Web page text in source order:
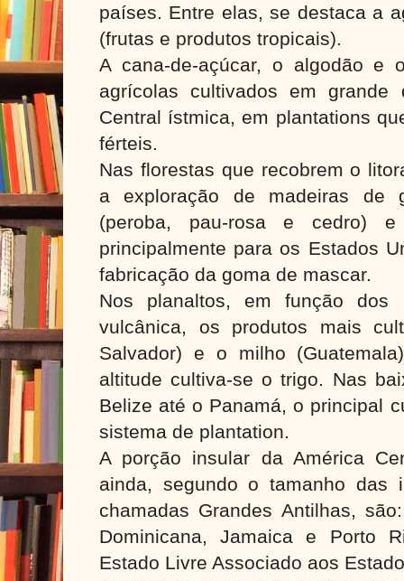
países. Entre elas, se destaca a
(frutas e produtos tropicais).
A cana-de-açúcar, o algodão e
agrícolas cultivados em grande
Central ístmica, em plantations
férteis.
Nas florestas que recobrem o
a exploração de madeiras de
(peroba, pau-rosa e cedro)
principalmente para os Estados
fabricação da goma de mascar.
Nos planaltos, em função dos
vulcânica, os produtos mais
Salvador) e o milho
altitude cultiva-se o trigo. Nas
Belize até o Panamá, o principal
sistema de plantation.
A porção insular da América
ainda, segundo o tamanho das
chamadas Grandes Antilhas,
Dominicana, Jamaica e Porto
Estado Livre Associado aos